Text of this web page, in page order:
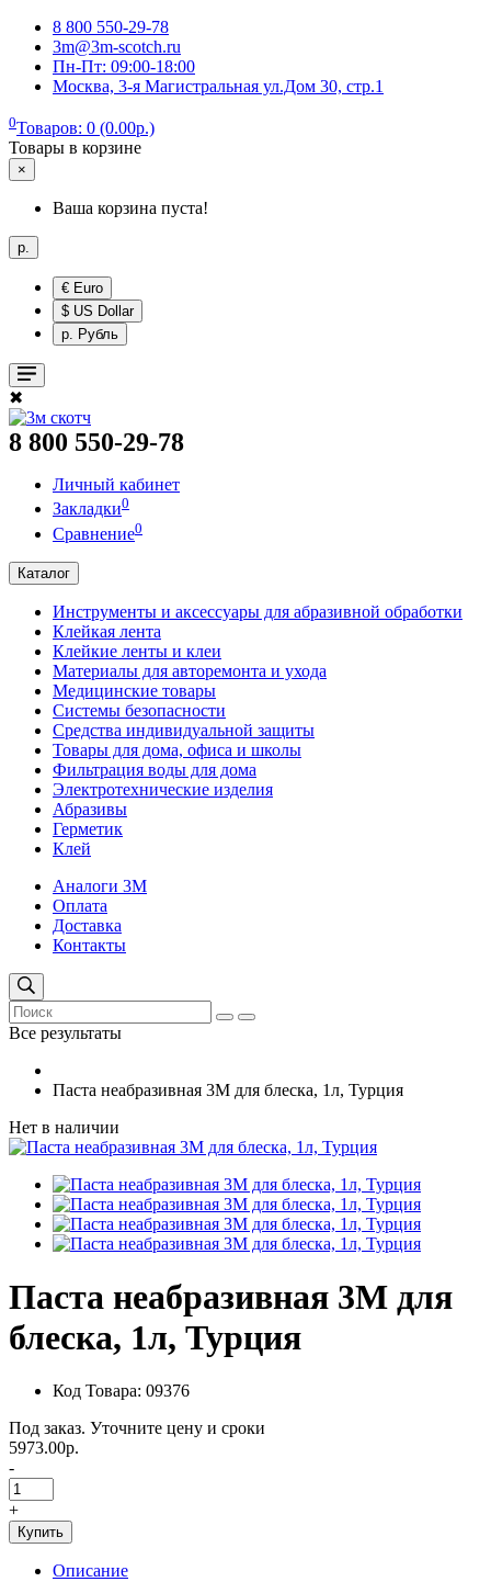
8 800 550-29-78
3m@3m-scotch.ru
Пн-Пт: 09:00-18:00
Москва, 3-я Магистральная ул.Дом 30, стр.1
0Товаров: 0 (0.00р.)
Товары в корзине
×
Ваша корзина пуста!
р.
€ Euro
$ US Dollar
р. Рубль
✖
8 800 550-29-78
Личный кабинет
Закладки0
Сравнение0
Каталог
Инструменты и аксессуары для абразивной обработки
Клейкая лента
Клейкие ленты и клеи
Материалы для авторемонта и ухода
Медицинские товары
Системы безопасности
Средства индивидуальной защиты
Товары для дома, офиса и школы
Фильтрация воды для дома
Электротехнические изделия
Абразивы
Герметик
Клей
Аналоги 3М
Оплата
Доставка
Контакты
Все результаты
Паста неабразивная 3M для блеска, 1л, Турция
Нет в наличии
Паста неабразивная 3M для
блеска, 1л, Турция
Код Товара: 09376
Под заказ. Уточните цену и сроки
5973.00р.
-
+
Купить
Описание